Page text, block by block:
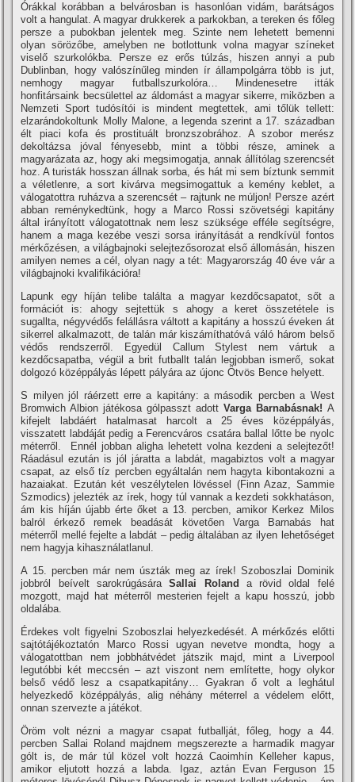
Órákkal korábban a belvárosban is hasonlóan vidám, barátságos
volt a hangulat. A magyar drukkerek a parkokban, a tereken és főleg
persze a pubokban jelentek meg. Szinte nem lehetett bemenni
olyan sörözőbe, amelyben ne botlottunk volna magyar színeket
viselő szurkolókba. Persze ez erős túlzás, hiszen annyi a pub
Dublinban, hogy valószínűleg minden ír állampolgárra több is jut,
nemhogy magyar futballszurkolóra… Mindenesetre itták
honfitársaink becsülettel az áldomást a magyar sikerre, miközben a
Nemzeti Sport tudósítói is mindent megtettek, ami tőlük tellett:
elzarándokoltunk Molly Malone, a legenda szerint a 17. században
élt piaci kofa és prostituált bronzszobrához. A szobor merész
dekoltázsa jóval fényesebb, mint a többi része, aminek a
magyarázata az, hogy aki megsimogatja, annak állítólag szerencsét
hoz. A turisták hosszan állnak sorba, és hát mi sem bíztunk semmit
a véletlenre, a sort kivárva megsimogattuk a kemény keblet, a
válogatottra ruházva a szerencsét – rajtunk ne múljon! Persze azért
abban reménykedtünk, hogy a Marco Rossi szövetségi kapitány
által irányított válogatottnak nem lesz szüksége efféle segítségre,
hanem a maga kezébe veszi sorsa irányítását a rendkívül fontos
mérkőzésen, a világbajnoki selejtezősorozat első állomásán, hiszen
amilyen nemes a cél, olyan nagy a tét: Magyarország 40 éve vár a
világbajnoki kvalifikációra!
Lapunk egy híján telibe találta a magyar kezdőcsapatot, sőt a
formációt is: ahogy sejtettük s ahogy a keret összetétele is
sugallta, négyvédős felállásra váltott a kapitány a hosszú éveken át
sikerrel alkalmazott, de talán már kiszámíthatóvá váló három belső
védős rendszerről. Egyedül Callum Stylest nem vártuk a
kezdőcsapatba, végül a brit futballt talán legjobban ismerő, sokat
dolgozó középpályás lépett pályára az újonc Ötvös Bence helyett.
S milyen jól ráérzett erre a kapitány: a második percben a West
Bromwich Albion játékosa gólpasszt adottVarga Barnabásnak! A
kifejelt labdáért hatalmasat harcolt a 25 éves középpályás,
visszatett labdáját pedig a Ferencváros csatára ballal lőtte be nyolc
méterről. Ennél jobban aligha lehetett volna kezdeni a selejtezőt!
Ráadásul ezután is jól járatta a labdát, magabiztos volt a magyar
csapat, az első tíz percben egyáltalán nem hagyta kibontakozni a
hazaiakat. Ezután két veszélytelen lövéssel (Finn Azaz, Sammie
Szmodics) jelezték az írek, hogy túl vannak a kezdeti sokkhatáson,
ám kis híján újabb érte őket a 13. percben, amikor Kerkez Milos
balról érkező remek beadását követően Varga Barnabás hat
méterről mellé fejelte a labdát – pedig általában az ilyen lehetőséget
nem hagyja kihasználatlanul.
A 15. percben már nem úszták meg az írek! Szoboszlai Dominik
jobbról beívelt sarokrúgásáraSallai Roland
a rövid oldal felé
mozgott, majd hat méterről mesterien fejelt a kapu hosszú, jobb
oldalába.
Érdekes volt figyelni Szoboszlai helyezkedését. A mérkőzés előtti
sajtótájékoztatón Marco Rossi ugyan nevetve mondta, hogy a
válogatottban nem jobbhátvédet játszik majd, mint a Liverpool
legutóbbi két meccsén – azt viszont nem említette, hogy olykor
belső védő lesz a csapatkapitány… Gyakran ő volt a leghátul
helyezkedő középpályás, alig néhány méterrel a védelem előtt,
onnan szervezte a játékot.
Öröm volt nézni a magyar csapat futballját, főleg, hogy a 44.
percben Sallai Roland majdnem megszerezte a harmadik magyar
gólt is, de már túl közel volt hozzá Caoimhín Kelleher kapus,
amikor eljutott hozzá a labda. Igaz, aztán Evan Ferguson 15